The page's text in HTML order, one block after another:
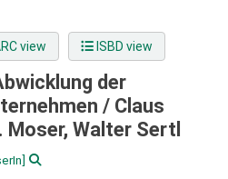
view ISBD view
der
/ Claus
Moser, Walter Sertl